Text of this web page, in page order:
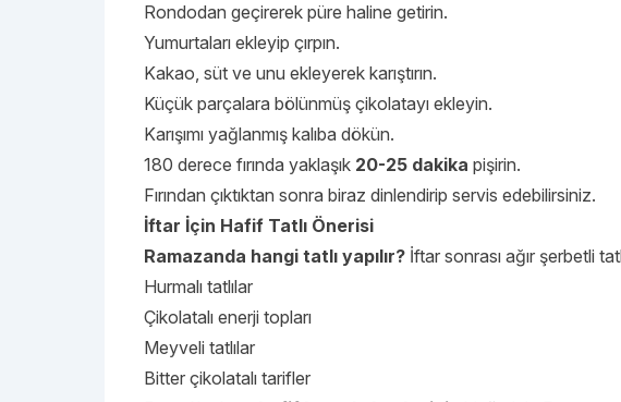
Rondodan geçirerek püre haline getirin.
Yumurtaları ekleyip çırpın.
Kakao, süt ve unu ekleyerek karıştırın.
Küçük parçalara bölünmüş çikolatayı ekleyin.
Karışımı yağlanmış kalıba dökün.
180 derece fırında yaklaşık 20-25 dakika pişirin.
Fırından çıktıktan sonra biraz dinlendirip servis edebilirsiniz.
İftar İçin Hafif Tatlı Önerisi
Ramazanda hangi tatlı yapılır? İftar sonrası ağır şerbetli
Hurmalı tatlılar
Çikolatalı enerji topları
Meyveli tatlılar
Bitter çikolatalı tarifler